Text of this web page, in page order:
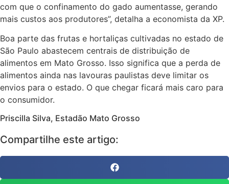
com que o confinamento do gado aumentasse, gerando
mais custos aos produtores”, detalha a economista da XP.
Boa parte das frutas e hortaliças cultivadas no estado de
São Paulo abastecem centrais de distribuição de
alimentos em Mato Grosso. Isso significa que a perda de
alimentos ainda nas lavouras paulistas deve limitar os
envios para o estado. O que chegar ficará mais caro para
o consumidor.
Priscilla Silva, Estadão Mato Grosso
Compartilhe este artigo: